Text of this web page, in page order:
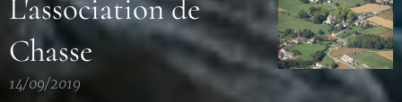
L'association de
Chasse
14/09/2019